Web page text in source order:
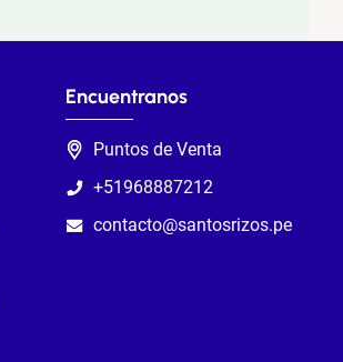
Encuentranos
Puntos de Venta
+51968887212
contacto@santosrizos.pe